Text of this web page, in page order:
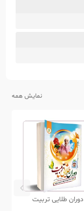
نمایش همه
دوران طلایی تربیت